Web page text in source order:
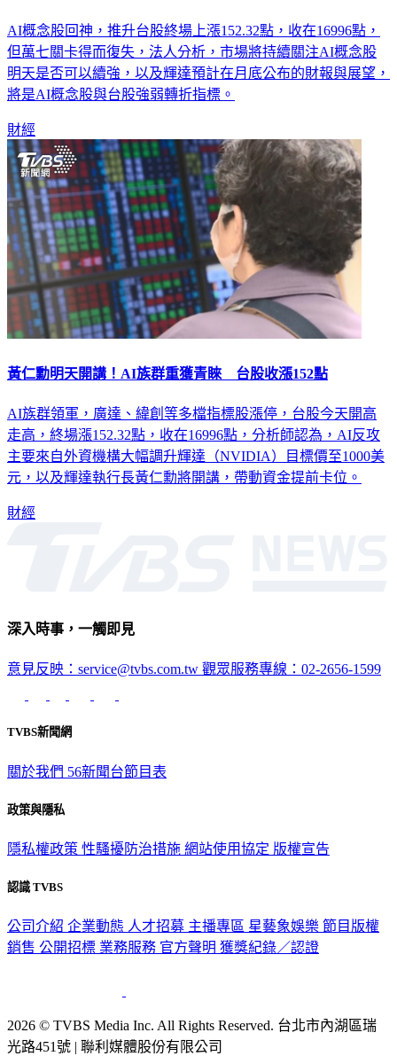
AI概念股回神，推升台股終場上漲152.32點，收在16996點，
但萬七關卡得而復失，法人分析，市場將持續關注AI概念股
明天是否可以續強，以及輝達預計在月底公布的財報與展望，
將是AI概念股與台股強弱轉折指標。
財經
黃仁勳明天開講！AI族群重獲青睞 台股收漲152點
AI族群領軍，廣達、緯創等多檔指標股漲停，台股今天開高
走高，終場漲152.32點，收在16996點，分析師認為，AI反攻
主要來自外資機構大幅調升輝達（NVIDIA）目標價至1000美
元，以及輝達執行長黃仁勳將開講，帶動資金提前卡位。
財經
深入時事，一觸即見
意見反映：service@tvbs.com.tw 觀眾服務專線：02-2656-1599
TVBS新聞網
關於我們 56新聞台節目表
政策與隱私
隱私權政策 性騷擾防治措施 網站使用協定 版權宣告
認識 TVBS
公司介紹 企業動態 人才招募 主播專區 星藝象娛樂 節目版權
銷售 公開招標 業務服務 官方聲明 獲獎紀錄／認證
2026 © TVBS Media Inc. All Rights Reserved. 台北市內湖區瑞
光路451號 | 聯利媒體股份有限公司